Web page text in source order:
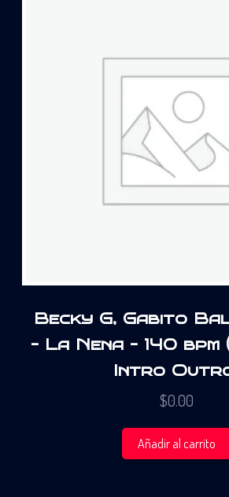
Becky G, Gabito
– La Nena – 140
Intro
$0.00
Añadir al carrito